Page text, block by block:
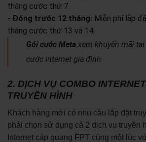
tháng cước thứ 7.
- Đóng trước 12 tháng: Miễn phí lắp
tháng cước thứ 13 và 14.
Gói cước Meta xem khuyến mãi
cước internet gia đình
2. DỊCH VỤ COMBO
TRUYỀN HÌNH
Khách hàng mới có nhu cầu lắp đặt
phải chọn sử dụng cả 2 dịch vụ truyền
Internet cáp quang FPT cùng một lúc